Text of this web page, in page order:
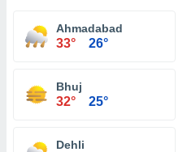
Ahmadabad
33° 26°
Bhuj
32° 25°
Dehli